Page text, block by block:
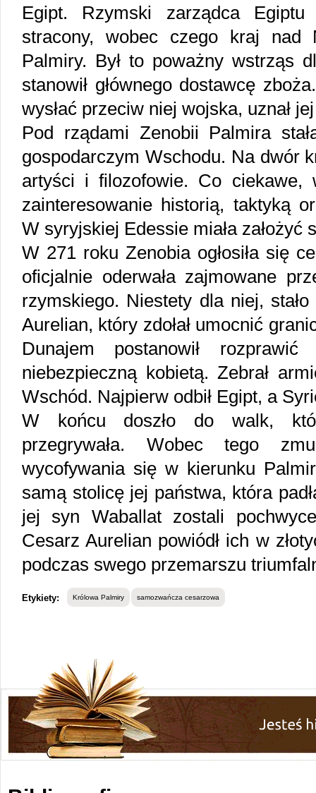
Egipt. Rzymski zarządca
stracony, wobec czego kraj nad
Palmiry. Był to poważny wstrząs
stanowił głównego dostawcę
wysłać przeciw niej wojska, uznał
Pod rządami Zenobii Palmira
gospodarczym Wschodu. Na dwór
artyści i filozofowie. Co ciekawe,
zainteresowanie historią, taktyką
W syryjskiej Edessie miała założyć
W 271 roku Zenobia ogłosiła się
oficjalnie oderwała zajmowane
rzymskiego. Niestety dla niej,
Aurelian, który zdołał umocnić
Dunajem postanowił
niebezpieczną kobietą. Zebrał
Wschód. Najpierw odbił Egipt, a
W końcu doszło do walk,
przegrywała. Wobec tego
wycofywania się w kierunku
samą stolicę jej państwa, która
jej syn Waballat zostali
Cesarz Aurelian powiódł ich w
podczas swego przemarszu
Etykiety: Królowa Palmiry samozwańcza cesarzowa